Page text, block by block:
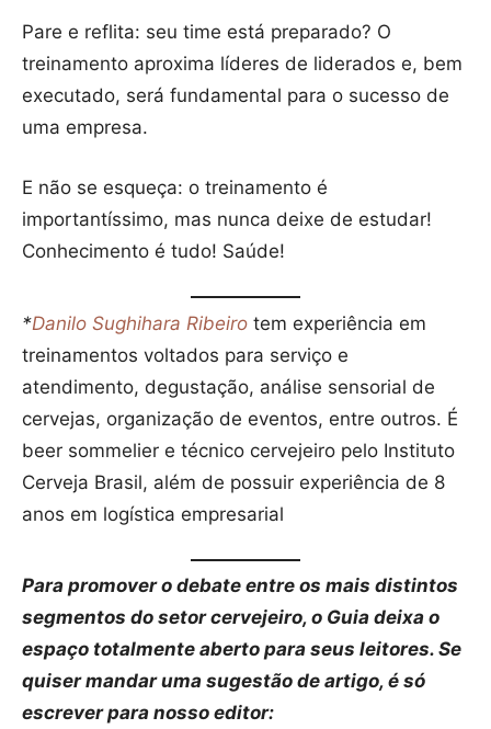
Pare e reflita: seu time está preparado? O
treinamento aproxima líderes de liderados e, bem
executado, será fundamental para o sucesso de
uma empresa.
E não se esqueça: o treinamento é
importantíssimo, mas nunca deixe de estudar!
Conhecimento é tudo! Saúde!
*Danilo Sughihara Ribeiro tem experiência em
treinamentos voltados para serviço e
atendimento, degustação, análise sensorial de
cervejas, organização de eventos, entre outros. É
beer sommelier e técnico cervejeiro pelo Instituto
Cerveja Brasil, além de possuir experiência de 8
anos em logística empresarial
Para promover o debate entre os mais distintos
segmentos do setor cervejeiro, o Guia deixa o
espaço totalmente aberto para seus leitores. Se
quiser mandar uma sugestão de artigo, é só
escrever para nosso editor: